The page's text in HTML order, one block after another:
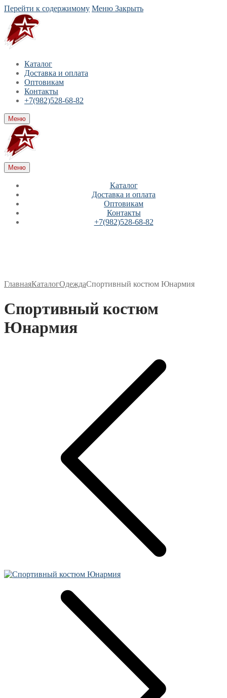
Перейти к содержимому Меню Закрыть
Каталог
Доставка и оплата
Оптовикам
Контакты
+7(982)528-68-82
Меню
Меню
Каталог
Доставка и оплата
Оптовикам
Контакты
+7(982)528-68-82
ГлавнаяКаталогОдеждаСпортивный костюм Юнармия
Спортивный костюм
Юнармия